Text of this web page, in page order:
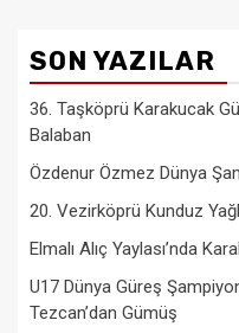
SON YAZILAR
36. Taşköprü Karakucak
Balaban
Özdenur Özmez Dünya
20. Vezirköprü Kunduz
Elmalı Alıç Yaylası’nda
U17 Dünya Güreş
Tezcan’dan Gümüş